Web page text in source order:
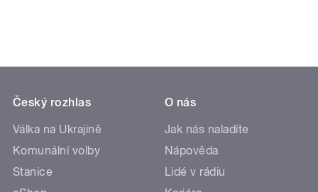
Český rozhlas
Válka na Ukrajině
Komunální volby
Stanice
O nás
Jak nás naladíte
Nápověda
Lidé v rádiu